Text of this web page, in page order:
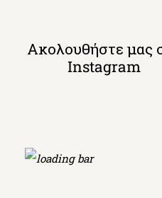
Ακολουθήστε μας
Instagram